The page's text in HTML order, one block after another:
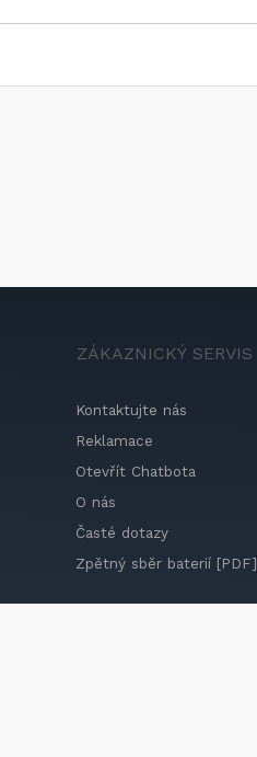
ZÁKAZNICKÝ SERVIS
Kontaktujte nás
Reklamace
Otevřít Chatbota
O nás
Časté dotazy
Zpětný sběr baterií [PDF]